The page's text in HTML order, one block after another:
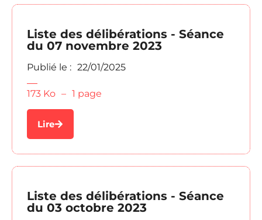
Liste des délibérations - Séance
du 07 novembre 2023
Publié le : 22/01/2025
173 Ko – 1 page
Lire
Liste des délibérations - Séance
du 03 octobre 2023